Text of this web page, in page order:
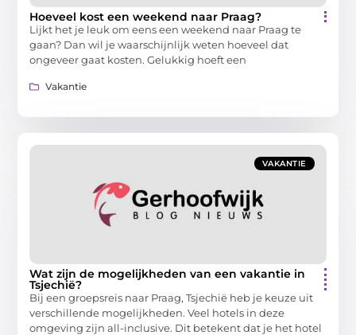
Hoeveel kost een weekend naar Praag?
Lijkt het je leuk om eens een weekend naar Praag te
gaan? Dan wil je waarschijnlijk weten hoeveel dat
ongeveer gaat kosten. Gelukkig hoeft een
Vakantie
VAKANTIE
Wat zijn de mogelijkheden van een vakantie in
Tsjechië?
Bij een groepsreis naar Praag, Tsjechië heb je keuze uit
verschillende mogelijkheden. Veel hotels in deze
omgeving zijn all-inclusive. Dit betekent dat je het hotel